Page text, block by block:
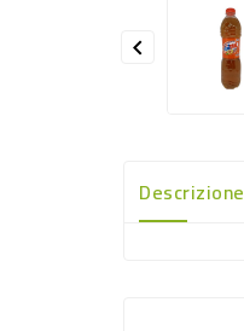

Descrizione